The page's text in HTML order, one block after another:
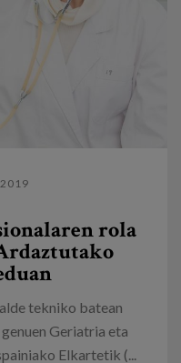
rola
tekniko batean
Geriatria eta
Elkartetik (...